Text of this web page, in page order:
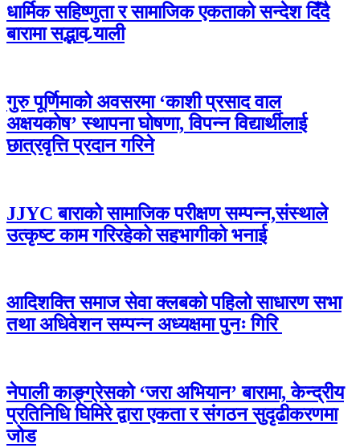
धार्मिक सहिष्णुता र सामाजिक एकताको सन्देश दिँदै
बारामा सद्भाव र्‍याली
गुरु पूर्णिमाको अवसरमा ‘काशी प्रसाद वाल
अक्षयकोष’ स्थापना घोषणा, विपन्न विद्यार्थीलाई
छात्रवृत्ति प्रदान गरिने
JJYC बाराको सामाजिक परीक्षण सम्पन्न,संस्थाले
उत्कृष्ट काम गरिरहेको सहभागीको भनाई
आदिशक्ति समाज सेवा क्लबको पहिलो साधारण सभा
तथा अधिवेशन सम्पन्न अध्यक्षमा पुनः गिरि
नेपाली काङ्ग्रेसको ‘जरा अभियान’ बारामा, केन्द्रीय
प्रतिनिधि घिमिरे द्वारा एकता र संगठन सुदृढीकरणमा
जोड